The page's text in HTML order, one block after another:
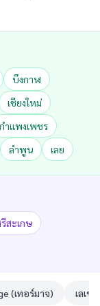
บึงกาฬ
เชียงใหม่
กำแพงเพชร
ลำพูน เลย
สะเกษ
(เทอร์มาจ) เลเซ